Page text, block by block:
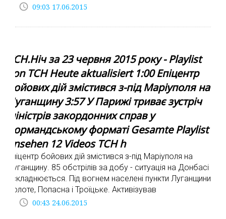
access_time 09:03 17.06.2015
ТСН.Ніч за 23 червня 2015 року - Playlist
von ТСН Heute aktualisiert 1:00 Епіцентр
бойових дій змістився з-під Маріуполя на
Луганщину 3:57 У Парижі триває зустріч
міністрів закордонних справ у
нормандському форматі Gesamte Playlist
ansehen 12 Videos ТСН h
Епіцентр бойових дій змістився з-під Маріуполя на
Луганщину. 85 обстрілів за добу - ситуація на Донбасі
ускладнюється. Під вогнем населені пункти Луганщини -
Золоте, Попасна і Троїцьке. Активізував
access_time 00:43 24.06.2015